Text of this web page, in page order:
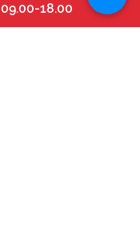
09.00-18.00